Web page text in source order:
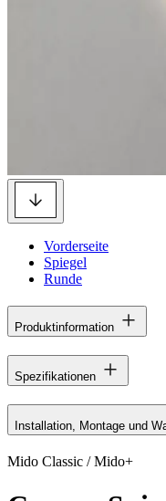
Vorderseite
Spiegel
Runde
Produktinformation
Spezifikationen
Installation, Montage und
Mido Classic / Mido+